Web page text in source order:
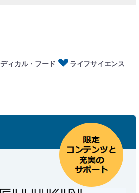
カル・フード
ィカル・フード ライフサイエンス